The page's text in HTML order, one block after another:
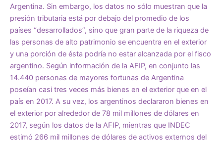
Argentina. Sin embargo, los datos no sólo muestran que la
presión tributaria está por debajo del promedio de los
países “desarrollados”, sino que gran parte de la riqueza de
las personas de alto patrimonio se encuentra en el exterior
y una porción de ésta podría no estar alcanzada por el fisco
argentino. Según información de la AFIP, en conjunto las
14.440 personas de mayores fortunas de Argentina
poseían casi tres veces más bienes en el exterior que en el
país en 2017. A su vez, los argentinos declararon bienes en
el exterior por alrededor de 78 mil millones de dólares en
2017, según los datos de la AFIP, mientras que INDEC
estimó 266 mil millones de dólares de activos externos del